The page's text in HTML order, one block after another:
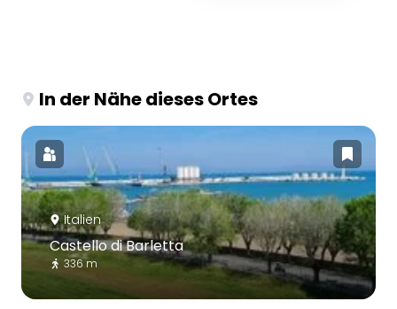
In der Nähe dieses Ortes
Italien
Castello di Barletta
336 m